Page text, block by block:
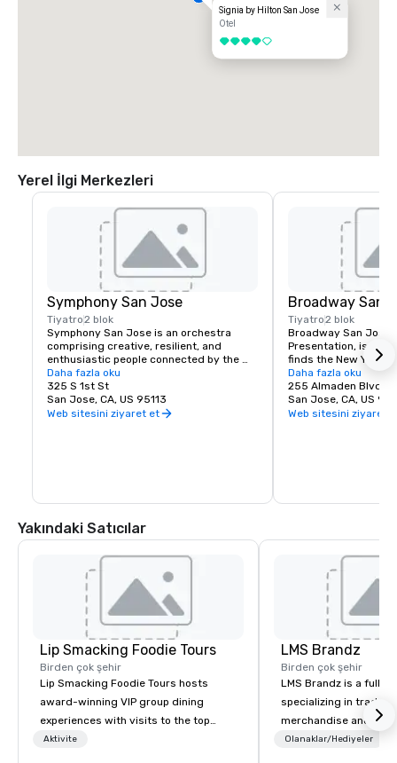
Signia by Hilton San Jose
Otel
4 / 5
Yerel İlgi Merkezleri
Symphony San Jose
Tiyatro2 blok
Symphony San Jose is an orchestra
comprising creative, resilient, and
enthusiastic people connected by the
love of music. It is proud to call San Jose
home and embrace the innovative and
diverse culture of our community by
reflecting this same spirit in its
Daha fazla oku
325 S 1st St
San Jose, CA, US 95113
Web sitesini ziyaret et
Broadway San
Tiyatro2 blok
Broadway San Jose,
Presentation, is
finds the New York
experience. Whether
visiting San Jose,
has the shows you
Daha fazla oku
255 Almaden Blvd
San Jose, CA, US
Web sitesini ziyaret
Yakındaki Satıcılar
Lip Smacking Foodie Tours
Birden çok şehir
Lip Smacking Foodie Tours hosts
award-winning VIP group dining
experiences with visits to the top
restaurants throughout the United
Aktivite
LMS Brandz
Birden çok şehir
LMS Brandz is a full-
specializing in trade
merchandise and
booth giveaways and
Olanaklar/Hediyeler